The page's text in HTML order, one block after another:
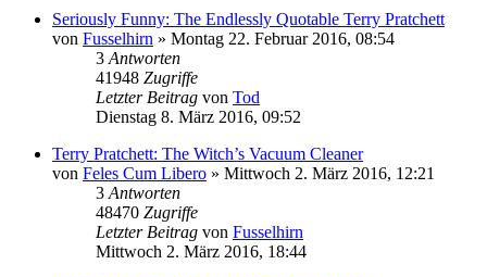
Seriously Funny: The Endlessly Quotable Terry Pratchett
von Fusselhirn » Montag 22. Februar 2016, 08:54
3 Antworten
41948 Zugriffe
Letzter Beitrag von Tod
Dienstag 8. März 2016, 09:52
Terry Pratchett: The Witch’s Vacuum Cleaner
von Feles Cum Libero » Mittwoch 2. März 2016, 12:21
3 Antworten
48470 Zugriffe
Letzter Beitrag von Fusselhirn
Mittwoch 2. März 2016, 18:44